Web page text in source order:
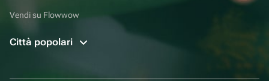
Vendi su Flowwow
Città popolari